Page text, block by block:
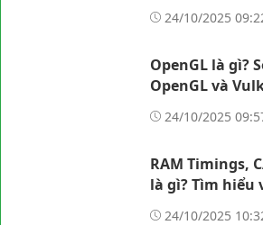
Socket AM5
24/10/2025
OpenGL là gì?
OpenGL và
24/10/2025
RAM Timings,
là gì? Tìm hiểu
tRCD, tRP, tRAS
24/10/2025